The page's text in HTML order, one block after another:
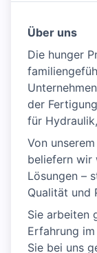
Über uns
Die hunger
der
für
Von
beliefern wir
Lösungen –
Qualität und
Sie arbeiten
Erfahrung
Sie bei uns